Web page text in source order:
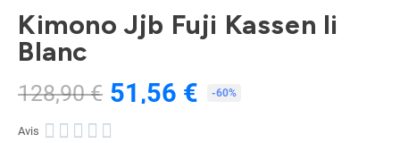
Kimono Jjb Fuji Kassen Ii
Blanc
128,90 € 51,56 € -60%
Avis     